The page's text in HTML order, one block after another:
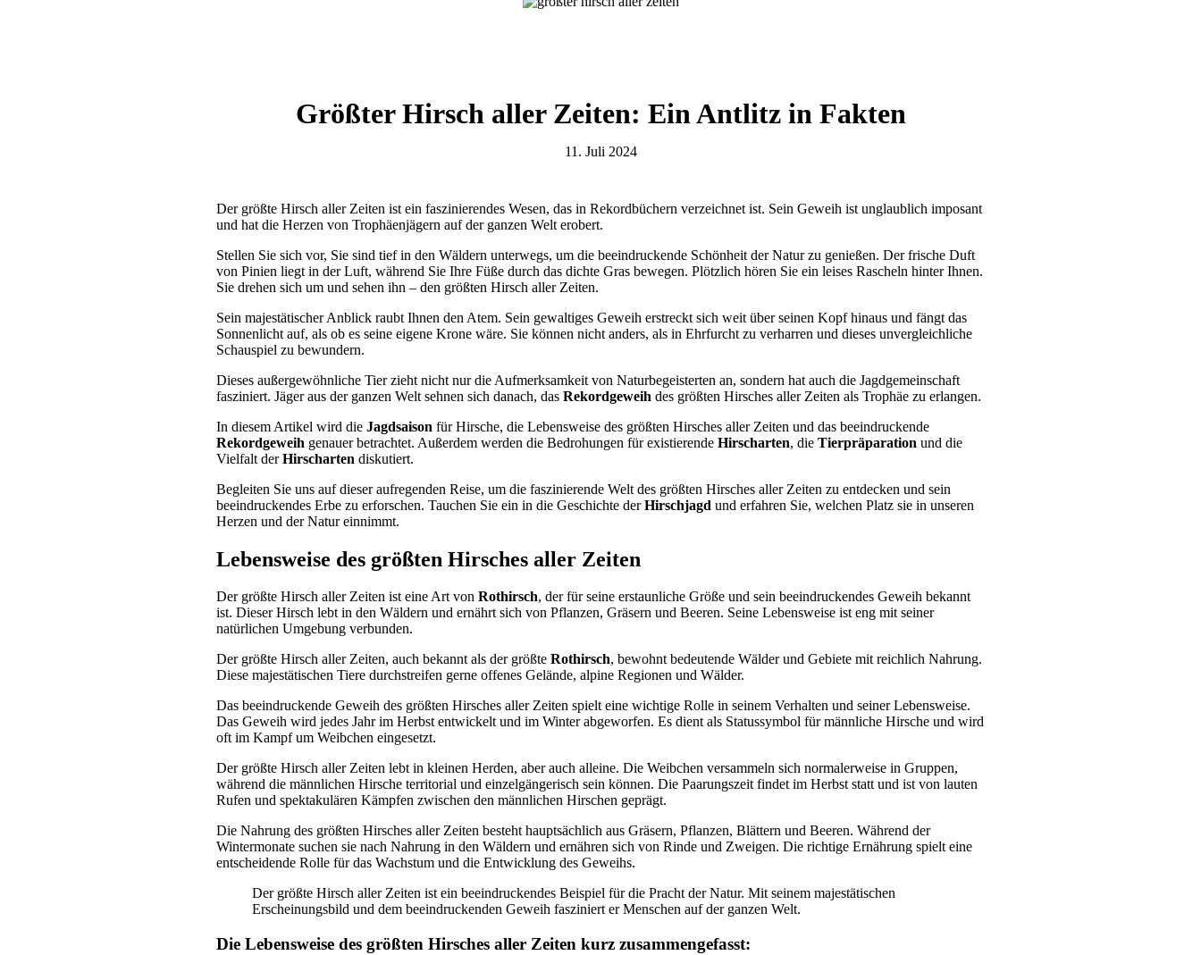
Größter Hirsch aller Zeiten: Ein Antlitz in Fakten
11. Juli 2024
Der größte Hirsch aller Zeiten ist ein faszinierendes Wesen, das in Rekordbüchern verzeichnet ist. Sein Geweih ist unglaublich imposant
und hat die Herzen von Trophäenjägern auf der ganzen Welt erobert.
Stellen Sie sich vor, Sie sind tief in den Wäldern unterwegs, um die beeindruckende Schönheit der Natur zu genießen. Der frische Duft
von Pinien liegt in der Luft, während Sie Ihre Füße durch das dichte Gras bewegen. Plötzlich hören Sie ein leises Rascheln hinter Ihnen.
Sie drehen sich um und sehen ihn – den größten Hirsch aller Zeiten.
Sein majestätischer Anblick raubt Ihnen den Atem. Sein gewaltiges Geweih erstreckt sich weit über seinen Kopf hinaus und fängt das
Sonnenlicht auf, als ob es seine eigene Krone wäre. Sie können nicht anders, als in Ehrfurcht zu verharren und dieses unvergleichliche
Schauspiel zu bewundern.
Dieses außergewöhnliche Tier zieht nicht nur die Aufmerksamkeit von Naturbegeisterten an, sondern hat auch die Jagdgemeinschaft
fasziniert. Jäger aus der ganzen Welt sehnen sich danach, das Rekordgeweih des größten Hirsches aller Zeiten als Trophäe zu erlangen.
In diesem Artikel wird die Jagdsaison für Hirsche, die Lebensweise des größten Hirsches aller Zeiten und das beeindruckende
Rekordgeweih genauer betrachtet. Außerdem werden die Bedrohungen für existierende Hirscharten, die Tierpräparation und die
Vielfalt derHirscharten diskutiert.
Begleiten Sie uns auf dieser aufregenden Reise, um die faszinierende Welt des größten Hirsches aller Zeiten zu entdecken und sein
beeindruckendes Erbe zu erforschen. Tauchen Sie ein in die Geschichte derHirschjagd und erfahren Sie, welchen Platz sie in unseren
Herzen und der Natur einnimmt.
Lebensweise des größten Hirsches aller Zeiten
Der größte Hirsch aller Zeiten ist eine Art von Rothirsch, der für seine erstaunliche Größe und sein beeindruckendes Geweih bekannt
ist. Dieser Hirsch lebt in den Wäldern und ernährt sich von Pflanzen, Gräsern und Beeren. Seine Lebensweise ist eng mit seiner
natürlichen Umgebung verbunden.
Der größte Hirsch aller Zeiten, auch bekannt als der größte Rothirsch, bewohnt bedeutende Wälder und Gebiete mit reichlich Nahrung.
Diese majestätischen Tiere durchstreifen gerne offenes Gelände, alpine Regionen und Wälder.
Das beeindruckende Geweih des größten Hirsches aller Zeiten spielt eine wichtige Rolle in seinem Verhalten und seiner Lebensweise.
Das Geweih wird jedes Jahr im Herbst entwickelt und im Winter abgeworfen. Es dient als Statussymbol für männliche Hirsche und wird
oft im Kampf um Weibchen eingesetzt.
Der größte Hirsch aller Zeiten lebt in kleinen Herden, aber auch alleine. Die Weibchen versammeln sich normalerweise in Gruppen,
während die männlichen Hirsche territorial und einzelgängerisch sein können. Die Paarungszeit findet im Herbst statt und ist von lauten
Rufen und spektakulären Kämpfen zwischen den männlichen Hirschen geprägt.
Die Nahrung des größten Hirsches aller Zeiten besteht hauptsächlich aus Gräsern, Pflanzen, Blättern und Beeren. Während der
Wintermonate suchen sie nach Nahrung in den Wäldern und ernähren sich von Rinde und Zweigen. Die richtige Ernährung spielt eine
entscheidende Rolle für das Wachstum und die Entwicklung des Geweihs.
Der größte Hirsch aller Zeiten ist ein beeindruckendes Beispiel für die Pracht der Natur. Mit seinem majestätischen
Erscheinungsbild und dem beeindruckenden Geweih fasziniert er Menschen auf der ganzen Welt.
Die Lebensweise des größten Hirsches aller Zeiten kurz zusammengefasst: